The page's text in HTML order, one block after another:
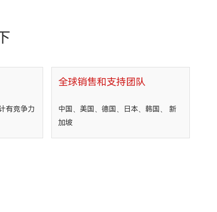
有竞争力
全球销售和支持团队
中国、美国、德国、日本、韩国、 新
加坡